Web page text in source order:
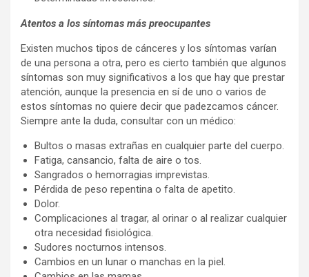
Atentos a los síntomas más preocupantes
Existen muchos tipos de cánceres y los síntomas varían
de una persona a otra, pero es cierto también que algunos
síntomas son muy significativos a los que hay que prestar
atención, aunque la presencia en sí de uno o varios de
estos síntomas no quiere decir que padezcamos cáncer.
Siempre ante la duda, consultar con un médico:
Bultos o masas extrañas en cualquier parte del cuerpo.
Fatiga, cansancio, falta de aire o tos.
Sangrados o hemorragias imprevistas.
Pérdida de peso repentina o falta de apetito.
Dolor.
Complicaciones al tragar, al orinar o al realizar cualquier
otra necesidad fisiológica.
Sudores nocturnos intensos.
Cambios en un lunar o manchas en la piel.